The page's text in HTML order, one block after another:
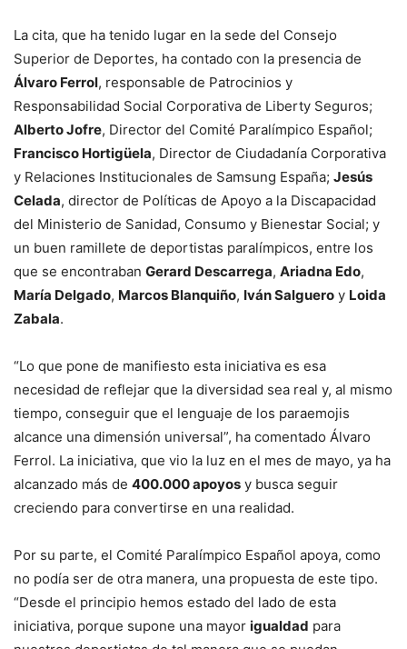
La cita, que ha tenido lugar en la sede del Consejo
Superior de Deportes, ha contado con la presencia de
Álvaro Ferrol, responsable de Patrocinios y
Responsabilidad Social Corporativa de Liberty Seguros;
Alberto Jofre, Director del Comité Paralímpico Español;
Francisco Hortigüela, Director de Ciudadanía Corporativa
y Relaciones Institucionales de Samsung España; Jesús
Celada, director de Políticas de Apoyo a la Discapacidad
del Ministerio de Sanidad, Consumo y Bienestar Social; y
un buen ramillete de deportistas paralímpicos, entre los
que se encontraban Gerard Descarrega, Ariadna Edo,
María Delgado, Marcos Blanquiño, Iván Salguero y Loida
Zabala.
“Lo que pone de manifiesto esta iniciativa es esa
necesidad de reflejar que la diversidad sea real y, al mismo
tiempo, conseguir que el lenguaje de los paraemojis
alcance una dimensión universal”, ha comentado Álvaro
Ferrol. La iniciativa, que vio la luz en el mes de mayo, ya ha
alcanzado más de 400.000 apoyos y busca seguir
creciendo para convertirse en una realidad.
Por su parte, el Comité Paralímpico Español apoya, como
no podía ser de otra manera, una propuesta de este tipo.
“Desde el principio hemos estado del lado de esta
iniciativa, porque supone una mayor igualdad para